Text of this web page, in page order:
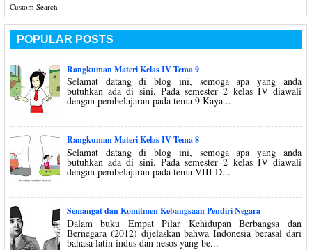
Custom Search
POPULAR POSTS
Rangkuman Materi Kelas IV Tema 9
Selamat datang di blog ini, semoga apa yang anda
butuhkan ada di sini. Pada semester 2 kelas IV diawali
dengan pembelajaran pada tema 9 Kaya...
Rangkuman Materi Kelas IV Tema 8
Selamat datang di blog ini, semoga apa yang anda
butuhkan ada di sini. Pada semester 2 kelas IV diawali
dengan pembelajaran pada tema VIII D...
Semangat dan Komitmen Kebangsaan Pendiri Negara
Dalam buku Empat Pilar Kehidupan Berbangsa dan
Bernegara (2012) dijelaskan bahwa Indonesia berasal dari
bahasa latin indus dan nesos yang be...